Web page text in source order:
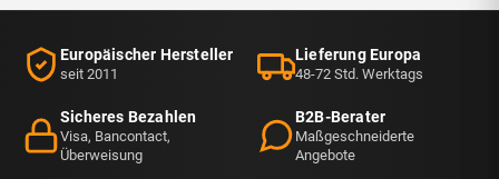
Europäischer Hersteller
seit 2011
Lieferung Europa
48-72 Std. Werktags
Sicheres Bezahlen
Visa, Bancontact,
Überweisung
B2B-Berater
Maßgeschneiderte
Angebote